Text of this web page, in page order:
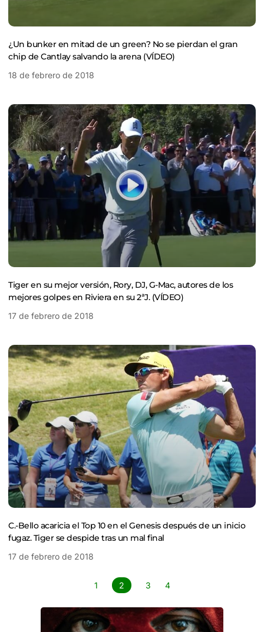
¿Un bunker en mitad de un green? No se pierdan el gran
chip de Cantlay salvando la arena (VÍDEO)
18 de febrero de 2018
Tiger en su mejor versión, Rory, DJ, G-Mac, autores de los
mejores golpes en Riviera en su 2ªJ. (VÍDEO)
17 de febrero de 2018
C.-Bello acaricia el Top 10 en el Genesis después de un inicio
fugaz. Tiger se despide tras un mal final
17 de febrero de 2018
1 2 3 4